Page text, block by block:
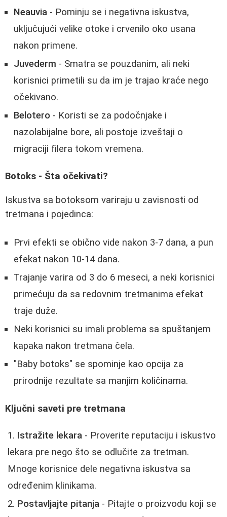
Neauvia - Pominju se i negativna iskustva,
uključujući velike otoke i crvenilo oko usana
nakon primene.
Juvederm - Smatra se pouzdanim, ali neki
korisnici primetili su da im je trajao kraće nego
očekivano.
Belotero - Koristi se za podočnjake i
nazolabijalne bore, ali postoje izveštaji o
migraciji filera tokom vremena.
Botoks - Šta očekivati?
Iskustva sa botoksom variraju u zavisnosti od
tretmana i pojedinca:
Prvi efekti se obično vide nakon 3-7 dana, a pun
efekat nakon 10-14 dana.
Trajanje varira od 3 do 6 meseci, a neki korisnici
primećuju da sa redovnim tretmanima efekat
traje duže.
Neki korisnici su imali problema sa spuštanjem
kapaka nakon tretmana čela.
"Baby botoks" se spominje kao opcija za
prirodnije rezultate sa manjim količinama.
Ključni saveti pre tretmana
Istražite lekara - Proverite reputaciju i iskustvo
lekara pre nego što se odlučite za tretman.
Mnoge korisnice dele negativna iskustva sa
određenim klinikama.
Postavljajte pitanja - Pitajte o proizvodu koji se